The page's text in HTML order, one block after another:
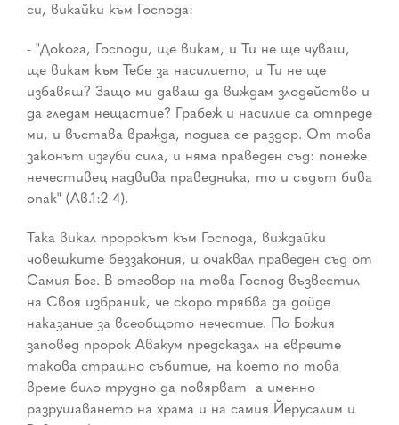
си, викайки към Господа:
- "Докога, Господи, ще викам, и Ти не ще чуваш,
ще викам към Тебе за насилието, и Ти не ще
избавяш? Защо ми даваш да виждам злодейство и
да гледам нещастие? Грабеж и насилие са отпреде
ми, и въстава вражда, подига се раздор. От това
законът изгуби сила, и няма праведен съд: понеже
нечестивец надвива праведника, то и съдът бива
опак" (Ав.1:2-4).
Така викал пророкът към Господа, виждайки
човешките беззакония, и очаквал праведен съд от
Самия Бог. В отговор на това Господ възвестил
на Своя избраник, че скоро трябва да дойде
наказание за всеобщото нечестие. По Божия
заповед пророк Авакум предсказал на евреите
такова страшно събитие, на което по това
време било трудно да повярват ­ а именно
разрушаването на храма и на самия Йерусалим и